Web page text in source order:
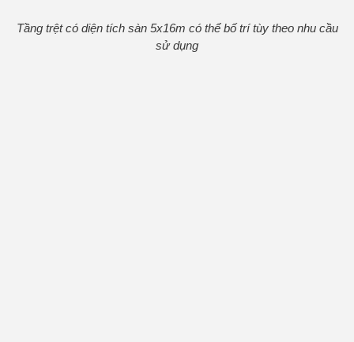
Tầng trệt có diện tích sàn 5x16m có thể bố trí tùy theo nhu cầu
sử dụng